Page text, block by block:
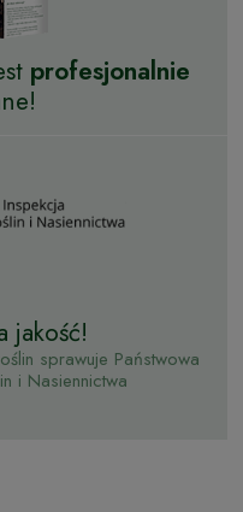
profesjonalnie
jakość!
sprawuje Państwowa
i Nasiennictwa